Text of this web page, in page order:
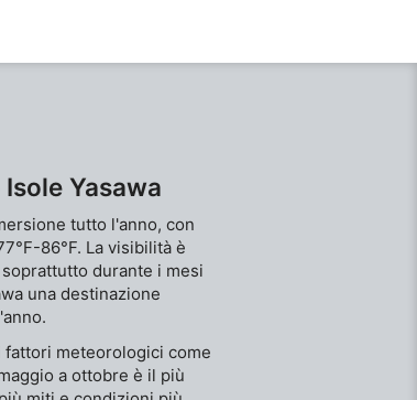
Yasawa
tutto l'anno, con
86°F. La visibilità è
durante i mesi
una destinazione
meteorologici come
a ottobre è il più